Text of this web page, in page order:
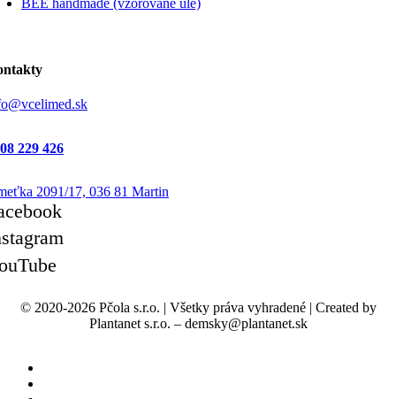
229 426
2091/17, 036 81 Martin
© 2020-2026 Pčola s.r.o. | Všetky práva vyhradené | Created by
Plantanet s.r.o. – demsky@plantanet.sk